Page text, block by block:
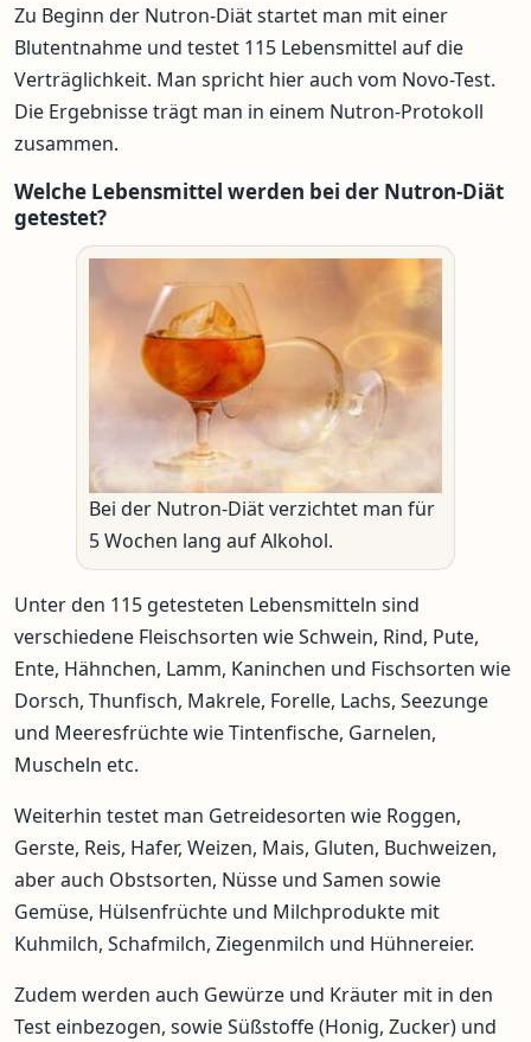
Zu Beginn der Nutron-Diät startet man mit einer
Blutentnahme und testet 115 Lebensmittel auf die
Verträglichkeit. Man spricht hier auch vom Novo-Test.
Die Ergebnisse trägt man in einem Nutron-Protokoll
zusammen.
Welche Lebensmittel werden bei der Nutron-Diät
getestet?
Bei der Nutron-Diät verzichtet man für
5 Wochen lang auf Alkohol.
Unter den 115 getesteten Lebensmitteln sind
verschiedene Fleischsorten wie Schwein, Rind, Pute,
Ente, Hähnchen, Lamm, Kaninchen und Fischsorten wie
Dorsch, Thunfisch, Makrele, Forelle, Lachs, Seezunge
und Meeresfrüchte wie Tintenfische, Garnelen,
Muscheln etc.
Weiterhin testet man Getreidesorten wie Roggen,
Gerste, Reis, Hafer, Weizen, Mais, Gluten, Buchweizen,
aber auch Obstsorten, Nüsse und Samen sowie
Gemüse, Hülsenfrüchte und Milchprodukte mit
Kuhmilch, Schafmilch, Ziegenmilch und Hühnereier.
Zudem werden auch Gewürze und Kräuter mit in den
Test einbezogen, sowie Süßstoffe (Honig, Zucker) und